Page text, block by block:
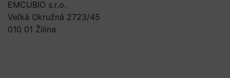
EMCUBIO s.r.o.
Veľká Okružná 2723/45
010 01 Žilina